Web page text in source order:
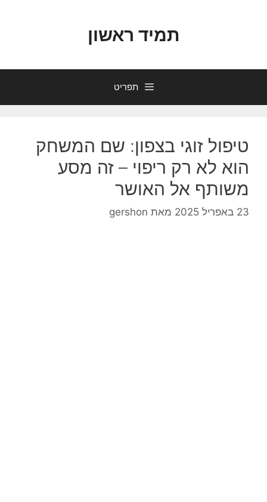
תמיד ראשון
תפריט
טיפול זוגי בצפון: שם המשחק
הוא לא רק ריפוי – זה מסע
משותף אל האושר
23 באפריל 2025 מאת gershon